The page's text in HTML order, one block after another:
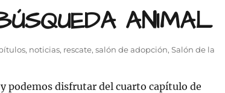
ANIMAL
, noticias, rescate, salón de adopción, Salón de la
podemos disfrutar del cuarto capítulo de